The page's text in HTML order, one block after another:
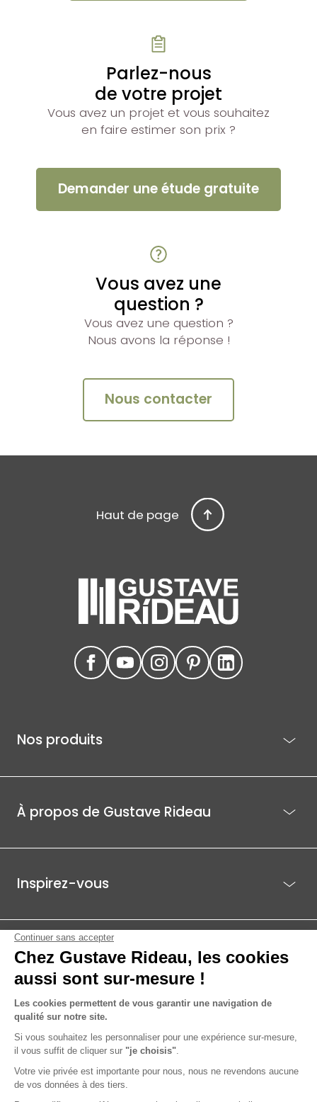
Parlez-nous
de votre projet
Vous avez un projet et vous souhaitez
en faire estimer son prix ?
Demander une étude gratuite
Vous avez une
question ?
Vous avez une question ?
Nous avons la réponse !
Nous contacter
Haut de page
Nos produits
À propos de Gustave Rideau
Inspirez-vous
Je suis déjà client
Gustave Rideau pour les pros
ACTI EST - PARC ÉCO 85.1, ROUTE DE BEAUTOUR - 85036 LA ROCHE-
SUR-YON CEDEX